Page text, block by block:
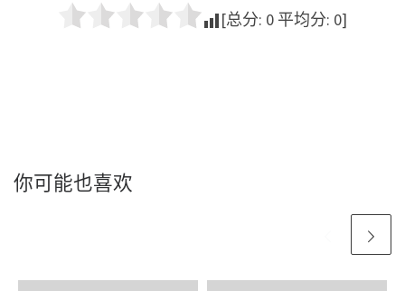
[总分: 0 平均分: 0]
你可能也喜欢